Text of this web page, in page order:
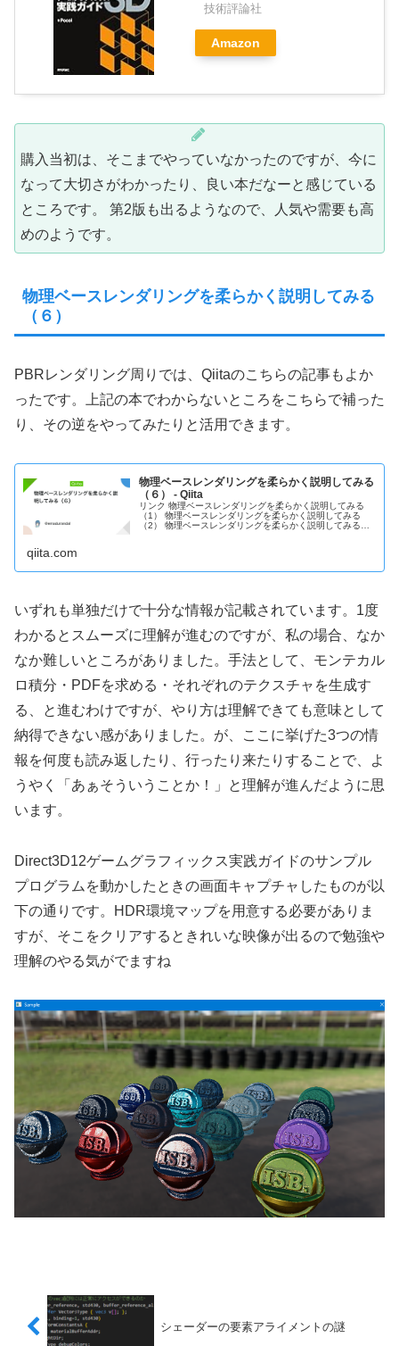
技術評論社
Amazon
購入当初は、そこまでやっていなかったのですが、今に
なって大切さがわかったり、良い本だなーと感じている
ところです。 第2版も出るようなので、人気や需要も高
めのようです。
物理ベースレンダリングを柔らかく説明してみる
（６）
PBRレンダリング周りでは、Qiitaのこちらの記事もよか
ったです。上記の本でわからないところをこちらで補った
り、その逆をやってみたりと活用できます。
物理ベースレンダリングを柔らかく説明してみる
（６） - Qiita
リンク 物理ベースレンダリングを柔らかく説明してみる
（1） 物理ベースレンダリングを柔らかく説明してみる
（2） 物理ベースレンダリングを柔らかく説明してみる
qiita.com
いずれも単独だけで十分な情報が記載されています。1度
わかるとスムーズに理解が進むのですが、私の場合、なか
なか難しいところがありました。手法として、モンテカル
ロ積分・PDFを求める・それぞれのテクスチャを生成す
る、と進むわけですが、やり方は理解できても意味として
納得できない感がありました。が、ここに挙げた3つの情
報を何度も読み返したり、行ったり来たりすることで、よ
うやく「あぁそういうことか！」と理解が進んだように思
います。
Direct3D12ゲームグラフィックス実践ガイドのサンプル
プログラムを動かしたときの画面キャプチャしたものが以
下の通りです。HDR環境マップを用意する必要がありま
すが、そこをクリアするときれいな映像が出るので勉強や
理解のやる気がでますね
シェーダーの要素アライメントの謎